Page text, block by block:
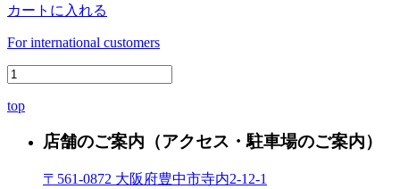
カートに入れる
For international customers
top
店舗のご案内 （アクセス・駐車場のご案内）
〒561-0872 大阪府豊中市寺内2-12-1